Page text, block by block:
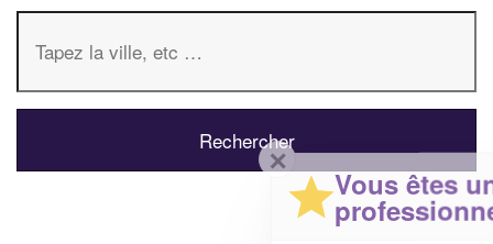
Vous êtes un
professionnel ?